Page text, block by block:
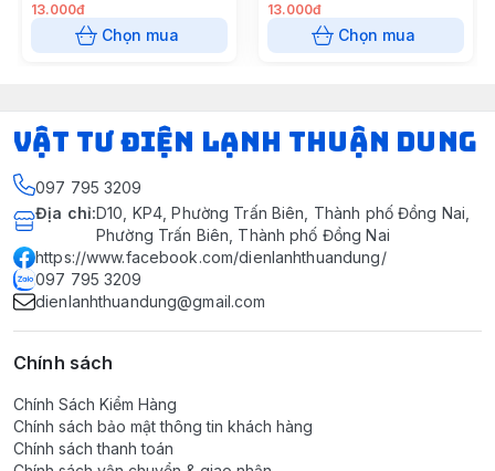
13.000đ
Chọn mua
13.000đ
Chọn mua
VẬT TƯ ĐIỆN LẠNH THUẬN DUNG
097 795 3209
Địa chỉ:D10, KP4, Phường Trấn Biên, Thành phố Đồng Nai,
Phường Trấn Biên, Thành phố Đồng Nai
https://www.facebook.com/dienlanhthuandung/
097 795 3209
dienlanhthuandung@gmail.com
Chính sách
Chính Sách Kiểm Hàng
Chính sách bảo mật thông tin khách hàng
Chính sách thanh toán